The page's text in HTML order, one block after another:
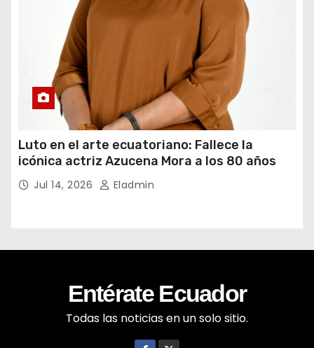
Luto en el arte ecuatoriano: Fallece la
icónica actriz Azucena Mora a los 80 años
Jul 14, 2026 Eladmin
Entérate Ecuador
Todas las noticias en un solo sitio.